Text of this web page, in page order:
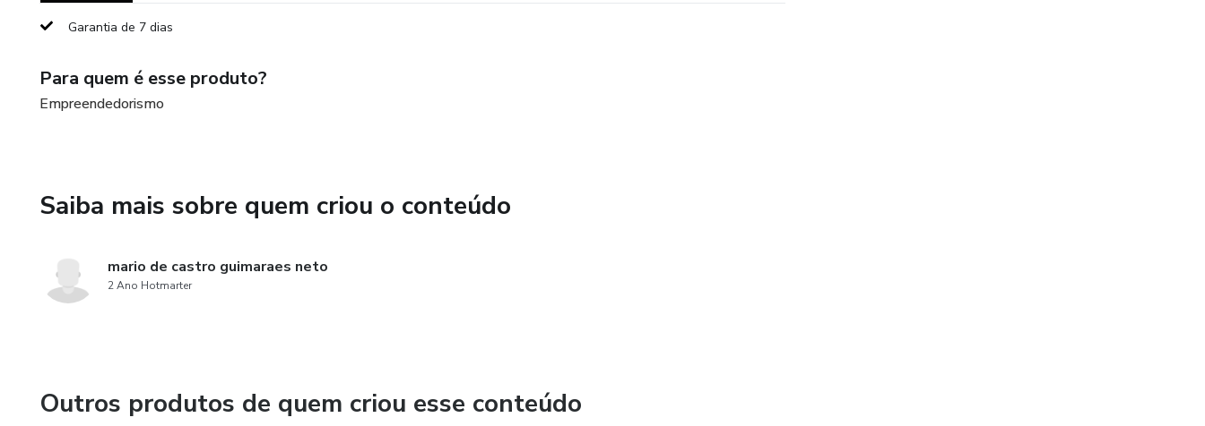
Garantia de 7 dias
Para quem é esse produto?
Empreendedorismo
Saiba mais sobre quem criou o conteúdo
mario de castro guimaraes neto
2 Ano Hotmarter
Outros produtos de quem criou esse conteúdo